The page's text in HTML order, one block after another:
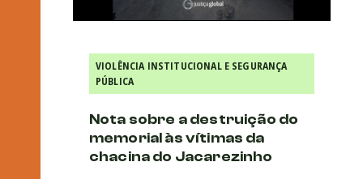
VIOLÊNCIA INSTITUCIONAL E SEGURANÇA
PÚBLICA
Nota sobre a destruição do
memorial às vítimas da
chacina do Jacarezinho